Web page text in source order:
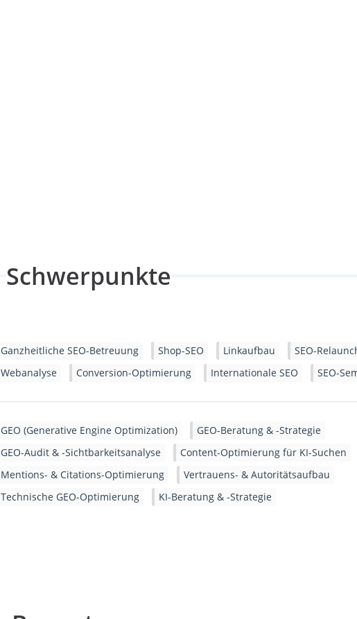
Schwerpunkte
Ganzheitliche SEO-Betreuung Shop-SEO Linkaufbau
SEO-
Webanalyse
Conversion-Optimierung Internationale SEO SEO-
GEO (Generative Engine Optimization)
GEO-Beratung & -Strategie
GEO-Audit & -Sichtbarkeitsanalyse
Content-Optimierung für KI-Suchen
Mentions- & Citations-Optimierung
Vertrauens- & Autoritätsaufbau
Technische GEO-Optimierung
KI-Beratung & -Strategie